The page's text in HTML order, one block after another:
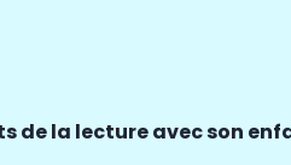
de la lecture avec son